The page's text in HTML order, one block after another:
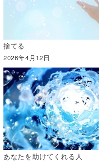
捨てる
2026年4月12日
あなたを助けてくれる人